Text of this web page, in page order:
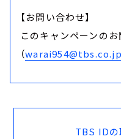
【お問い合わせ】
このキャンペーンの
（warai954@tbs.co.jp
TBS IDの